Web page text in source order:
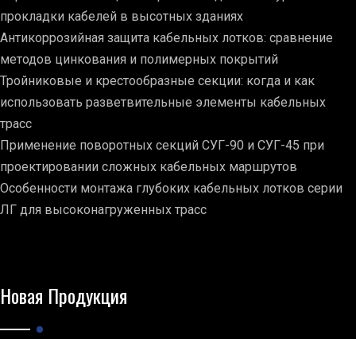
прокладки кабелей в высотных зданиях
Антикоррозийная защита кабельных лотков: сравнение
методов цинкования и полимерных покрытий
Тройниковые и крестообразные секции: когда и как
использовать разветвительные элементы кабельных
трасс
Применение поворотных секций СУГ-90 и СУГ-45 при
проектировании сложных кабельных маршрутов
Особенности монтажа глубоких кабельных лотков серии
ЛГ для высоконагруженных трасс
Новая Продукция